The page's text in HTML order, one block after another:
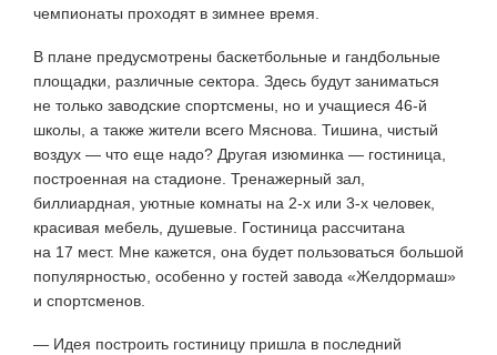
чемпионаты проходят в зимнее время.
В плане предусмотрены баскетбольные и гандбольные
площадки, различные сектора. Здесь будут заниматься
не только заводские спортсмены, но и учащиеся 46-й
школы, а также жители всего Мяснова. Тишина, чистый
воздух — что еще надо? Другая изюминка — гостиница,
построенная на стадионе. Тренажерный зал,
биллиардная, уютные комнаты на 2-х или 3-х человек,
красивая мебель, душевые. Гостиница рассчитана
на 17 мест. Мне кажется, она будет пользоваться большой
популярностью, особенно у гостей завода «Желдормаш»
и спортсменов.
— Идея построить гостиницу пришла в последний